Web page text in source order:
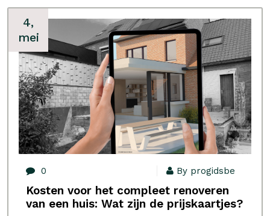
4,
mei
0 By progidsbe
Kosten voor het compleet renoveren
van een huis: Wat zijn de prijskaartjes?